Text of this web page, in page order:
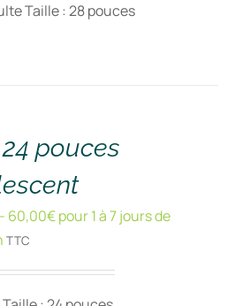
Taille : 28 pouces
pouces
60,00€pour 1 à 7 jours de
TTC